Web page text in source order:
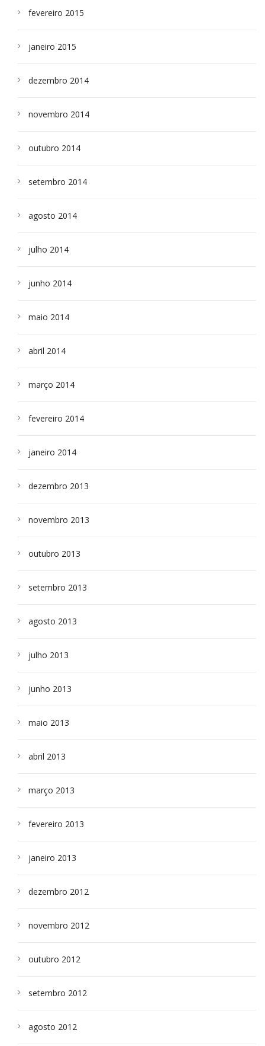
fevereiro 2015
janeiro 2015
dezembro 2014
novembro 2014
outubro 2014
setembro 2014
agosto 2014
julho 2014
junho 2014
maio 2014
abril 2014
março 2014
fevereiro 2014
janeiro 2014
dezembro 2013
novembro 2013
outubro 2013
setembro 2013
agosto 2013
julho 2013
junho 2013
maio 2013
abril 2013
março 2013
fevereiro 2013
janeiro 2013
dezembro 2012
novembro 2012
outubro 2012
setembro 2012
agosto 2012